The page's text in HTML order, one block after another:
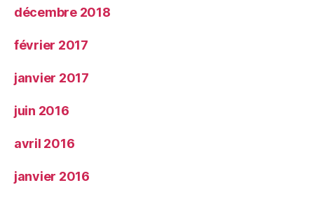
décembre 2018
février 2017
janvier 2017
juin 2016
avril 2016
janvier 2016